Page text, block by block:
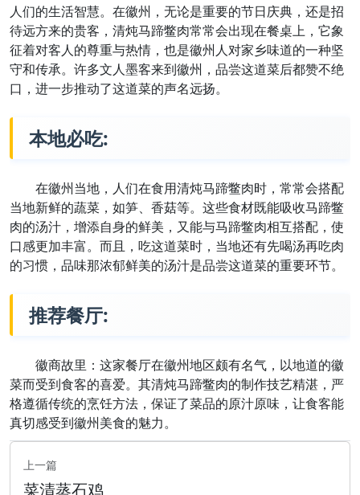
人们的生活智慧。在徽州，无论是重要的节日庆典，还是招
待远方来的贵客，清炖马蹄鳖肉常常会出现在餐桌上，它象
征着对客人的尊重与热情，也是徽州人对家乡味道的一种坚
守和传承。许多文人墨客来到徽州，品尝这道菜后都赞不绝
口，进一步推动了这道菜的声名远扬。
本地必吃:
在徽州当地，人们在食用清炖马蹄鳖肉时，常常会搭配
当地新鲜的蔬菜，如笋、香菇等。这些食材既能吸收马蹄鳖
肉的汤汁，增添自身的鲜美，又能与马蹄鳖肉相互搭配，使
口感更加丰富。而且，吃这道菜时，当地还有先喝汤再吃肉
的习惯，品味那浓郁鲜美的汤汁是品尝这道菜的重要环节。
推荐餐厅:
徽商故里：这家餐厅在徽州地区颇有名气，以地道的徽
菜而受到食客的喜爱。其清炖马蹄鳖肉的制作技艺精湛，严
格遵循传统的烹饪方法，保证了菜品的原汁原味，让食客能
真切感受到徽州美食的魅力。
上一篇
菜清蒸石鸡